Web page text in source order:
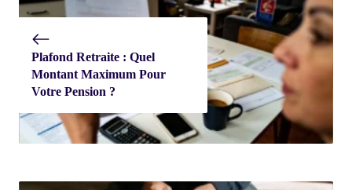
Plafond Retraite : Quel
Montant Maximum Pour
Votre Pension ?